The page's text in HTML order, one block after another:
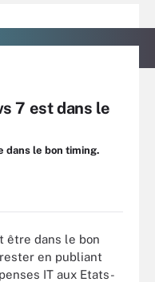
7 est dans le
dans le bon timing.
être dans le bon
en publiant
IT aux Etats-